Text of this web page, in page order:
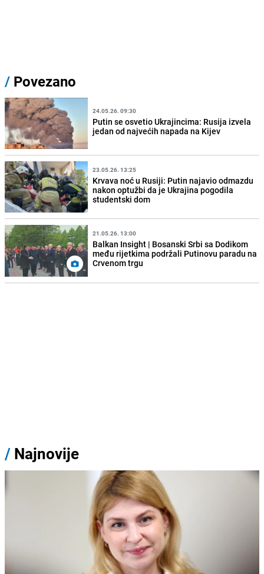
/ Povezano
24.05.26. 09:30
Putin se osvetio Ukrajincima: Rusija izvela
jedan od najvećih napada na Kijev
23.05.26. 13:25
Krvava noć u Rusiji: Putin najavio odmazdu
nakon optužbi da je Ukrajina pogodila
studentski dom
21.05.26. 13:00
Balkan Insight | Bosanski Srbi sa Dodikom
među rijetkima podržali Putinovu paradu na
Crvenom trgu
/ Najnovije